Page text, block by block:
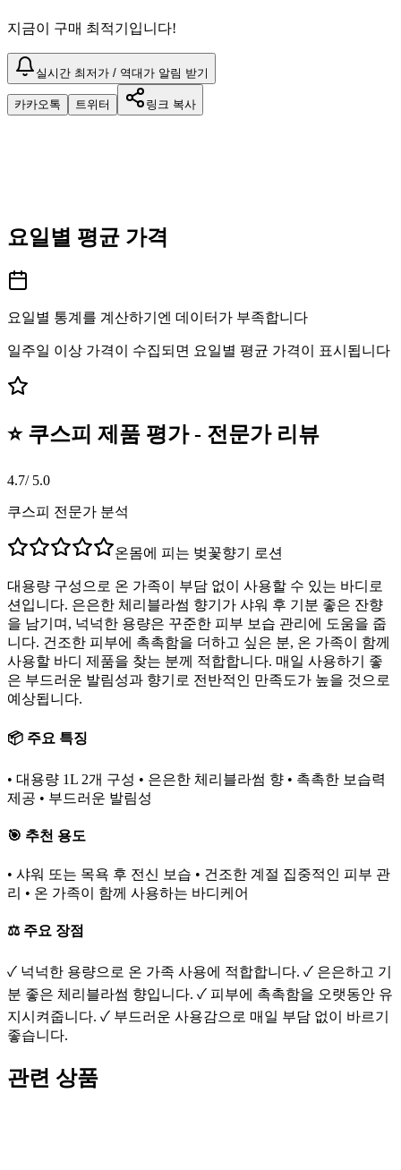
지금이 구매 최적기입니다!
실시간 최저가 / 역대가 알림 받기
카카오톡 트위터 링크 복사
요일별 평균 가격
요일별 통계를 계산하기엔 데이터가 부족합니다
일주일 이상 가격이 수집되면 요일별 평균 가격이 표시됩니다
⭐ 쿠스피 제품 평가 - 전문가 리뷰
4.7/ 5.0
쿠스피 전문가 분석
온몸에 피는 벚꽃향기 로션
대용량 구성으로 온 가족이 부담 없이 사용할 수 있는 바디로
션입니다. 은은한 체리블라썸 향기가 샤워 후 기분 좋은 잔향
을 남기며, 넉넉한 용량은 꾸준한 피부 보습 관리에 도움을 줍
니다. 건조한 피부에 촉촉함을 더하고 싶은 분, 온 가족이 함께
사용할 바디 제품을 찾는 분께 적합합니다. 매일 사용하기 좋
은 부드러운 발림성과 향기로 전반적인 만족도가 높을 것으로
예상됩니다.
📦 주요 특징
• 대용량 1L 2개 구성 • 은은한 체리블라썸 향 • 촉촉한 보습력
제공 • 부드러운 발림성
🎯 추천 용도
• 샤워 또는 목욕 후 전신 보습 • 건조한 계절 집중적인 피부 관
리 • 온 가족이 함께 사용하는 바디케어
⚖️ 주요 장점
✓ 넉넉한 용량으로 온 가족 사용에 적합합니다. ✓ 은은하고 기
분 좋은 체리블라썸 향입니다. ✓ 피부에 촉촉함을 오랫동안 유
지시켜줍니다. ✓ 부드러운 사용감으로 매일 부담 없이 바르기
좋습니다.
관련 상품